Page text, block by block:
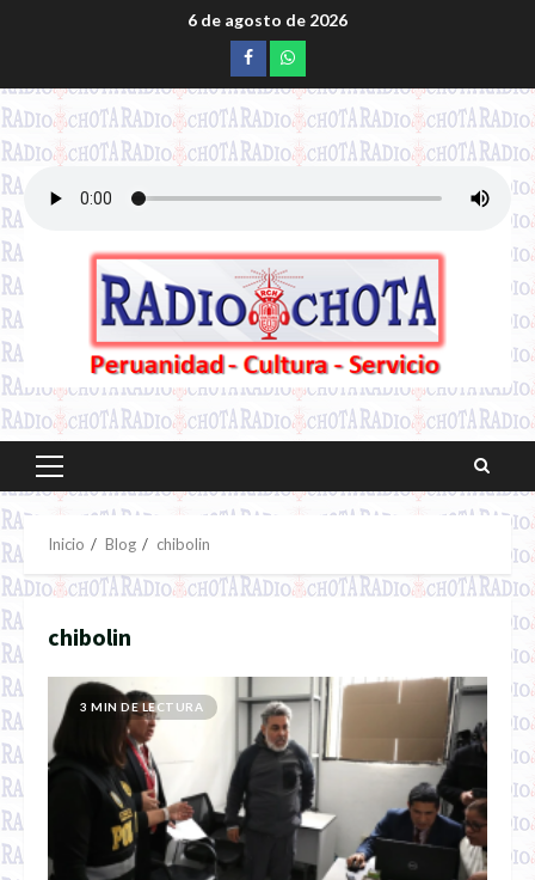
6 de agosto de 2026
Facebookwhatsapp
Menú
principal
Inicio Blog chibolin
chibolin
3 MIN DE LECTURA